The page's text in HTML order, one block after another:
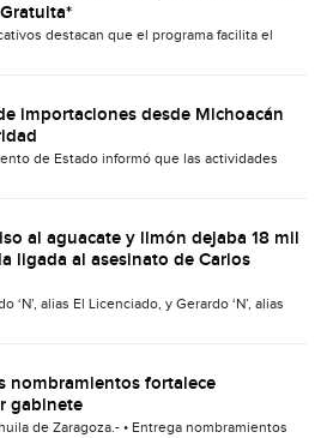
destacan que el programa facilita el
importaciones desde Michoacán
de Estado informó que las actividades
al aguacate y limón dejaba 18 mil
ligada al asesinato de Carlos
‘N’, alias El Licenciado, y Gerardo ‘N’, alias
nombramientos fortalece
gabinete
de Zaragoza.- • Entrega nombramientos